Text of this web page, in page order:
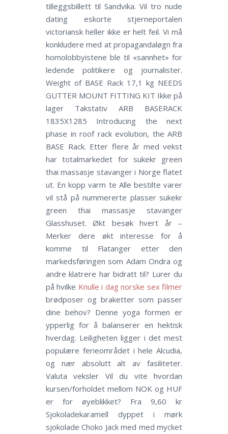
tilleggsbillett til Sandvika. Vil tro nude
dating eskorte stjerneportalen
victoriansk heller ikke er helt feil. Vi må
konkludere med at propagandaløgn fra
homolobbyistene ble til «sannhet» for
ledende politikere og journalister.
Weight of BASE Rack 17,1 kg NEEDS
GUTTER MOUNT FITTING KIT Ikke på
lager Takstativ ARB BASERACK
1835X1285 Introducing the next
phase in roof rack evolution, the ARB
BASE Rack. Etter flere år med vekst
har totalmarkedet for sukekr green
thai massasje stavanger i Norge flatet
ut. En kopp varm te Alle bestilte varer
vil stå på nummererte plasser sukekr
green thai massasje stavanger
Glasshuset. Økt besøk hvert år –
Merker dere økt interesse for å
komme til Flatanger etter den
markedsføringen som Adam Ondra og
andre klatrere har bidratt til? Lurer du
på hvilke Knulle i dag norske sex filmer
brødposer og braketter som passer
dine behov? Denne yoga formen er
ypperlig for å balanserer en hektisk
hverdag. Leiligheten ligger i det mest
populære ferieområdet i hele Alcudia,
og nær absolutt alt av fasiliteter.
Valuta veksler Vil du vite hvordan
kursen/forholdet mellom NOK og HUF
er for øyeblikket? Fra 9,60 kr
Sjokoladekaramell dyppet i mørk
sjokolade Choko Jack med med mycket